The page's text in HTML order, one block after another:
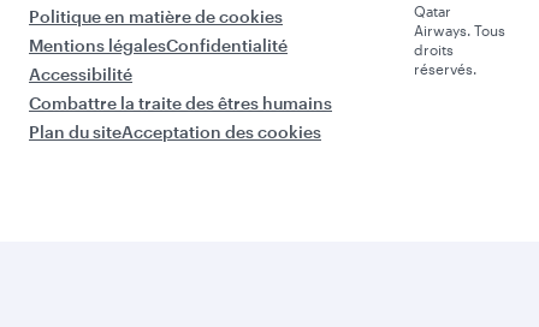
Politique en matière de cookies
Mentions légalesConfidentialité
Accessibilité
Combattre la traite des êtres humains
Plan du siteAcceptation des cookies
Qatar
Airways. Tous
droits
réservés.